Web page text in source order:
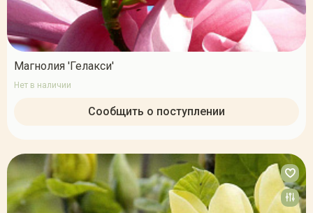
Магнолия 'Гелакси'
Нет в наличии
Сообщить о поступлении